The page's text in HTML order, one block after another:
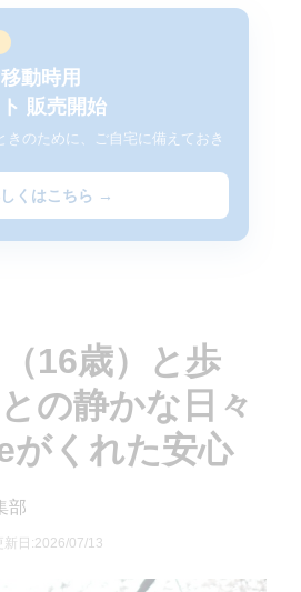
動時用
販売開始
きのために、ご自宅に備えておき
くはこちら →
16歳）と歩
の静かな日々
くれた安心
部
新日:2026/07/13